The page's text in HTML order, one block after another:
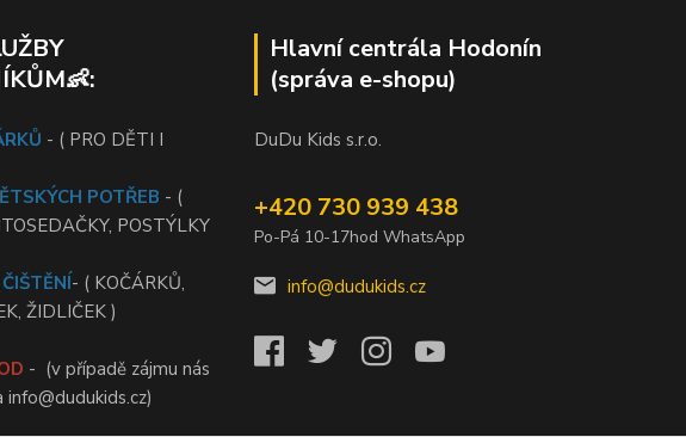
- ( PRO DĚTI I
POTŘEB - (
POSTÝLKY
- ( KOČÁRKŮ,
ŽIDLIČEK )
- (v případě zájmu nás
Hlavní centrála Hodonín
(správa e-shopu)
DuDu Kids s.r.o.
+420 730 939 438
Po-Pá 10-17hod WhatsApp
info@dudukids.cz